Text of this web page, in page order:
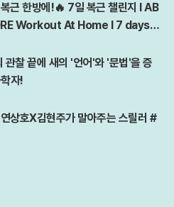
근 한방에!🔥 7일 복근 챌린지 l AB
Workout At Home l 7 days A
관찰 끝에 새의 '언어'와 '문법'을 증
자!
상호X김현주가 말아주는 스릴러 #